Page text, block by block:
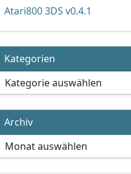
Atari800 3DS v0.4.1
Kategorien
Kategorien
Archiv
Archiv